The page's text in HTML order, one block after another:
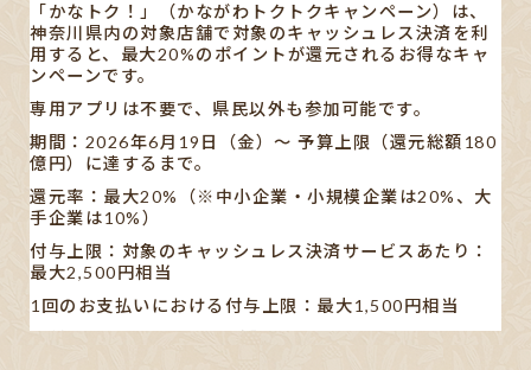
「かなトク！」（かながわトクトクキャンペーン）は、
神奈川県内の対象店舗で対象のキャッシュレス決済を利
用すると、最大20%のポイントが還元されるお得なキャ
ンペーンです。
専用アプリは不要で、県民以外も参加可能です。
期間：2026年6月19日（金）〜 予算上限（還元総額180
億円）に達するまで。
還元率：最大20%（※中小企業・小規模企業は20%、大
手企業は10%）
付与上限：対象のキャッシュレス決済サービスあたり：
最大2,500円相当
1回のお支払いにおける付与上限：最大1,500円相当